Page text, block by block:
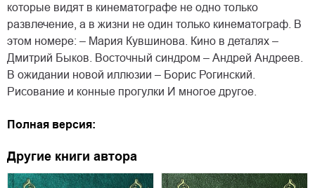
которые видят в кинематографе не одно только
развлечение, а в жизни не один только кинематограф. В
этом номере: – Мария Кувшинова. Кино в деталях –
Дмитрий Быков. Восточный синдром – Андрей Андреев.
В ожидании новой иллюзии – Борис Рогинский.
Рисование и конные прогулки И многое другое.
Полная версия:
Другие книги автора